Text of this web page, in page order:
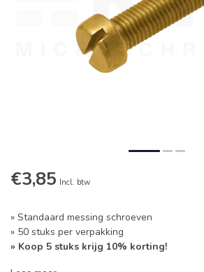
€3,85 Incl. btw
» Standaard messing schroeven
» 50 stuks per verpakking
» Koop 5 stuks krijg 10% korting!